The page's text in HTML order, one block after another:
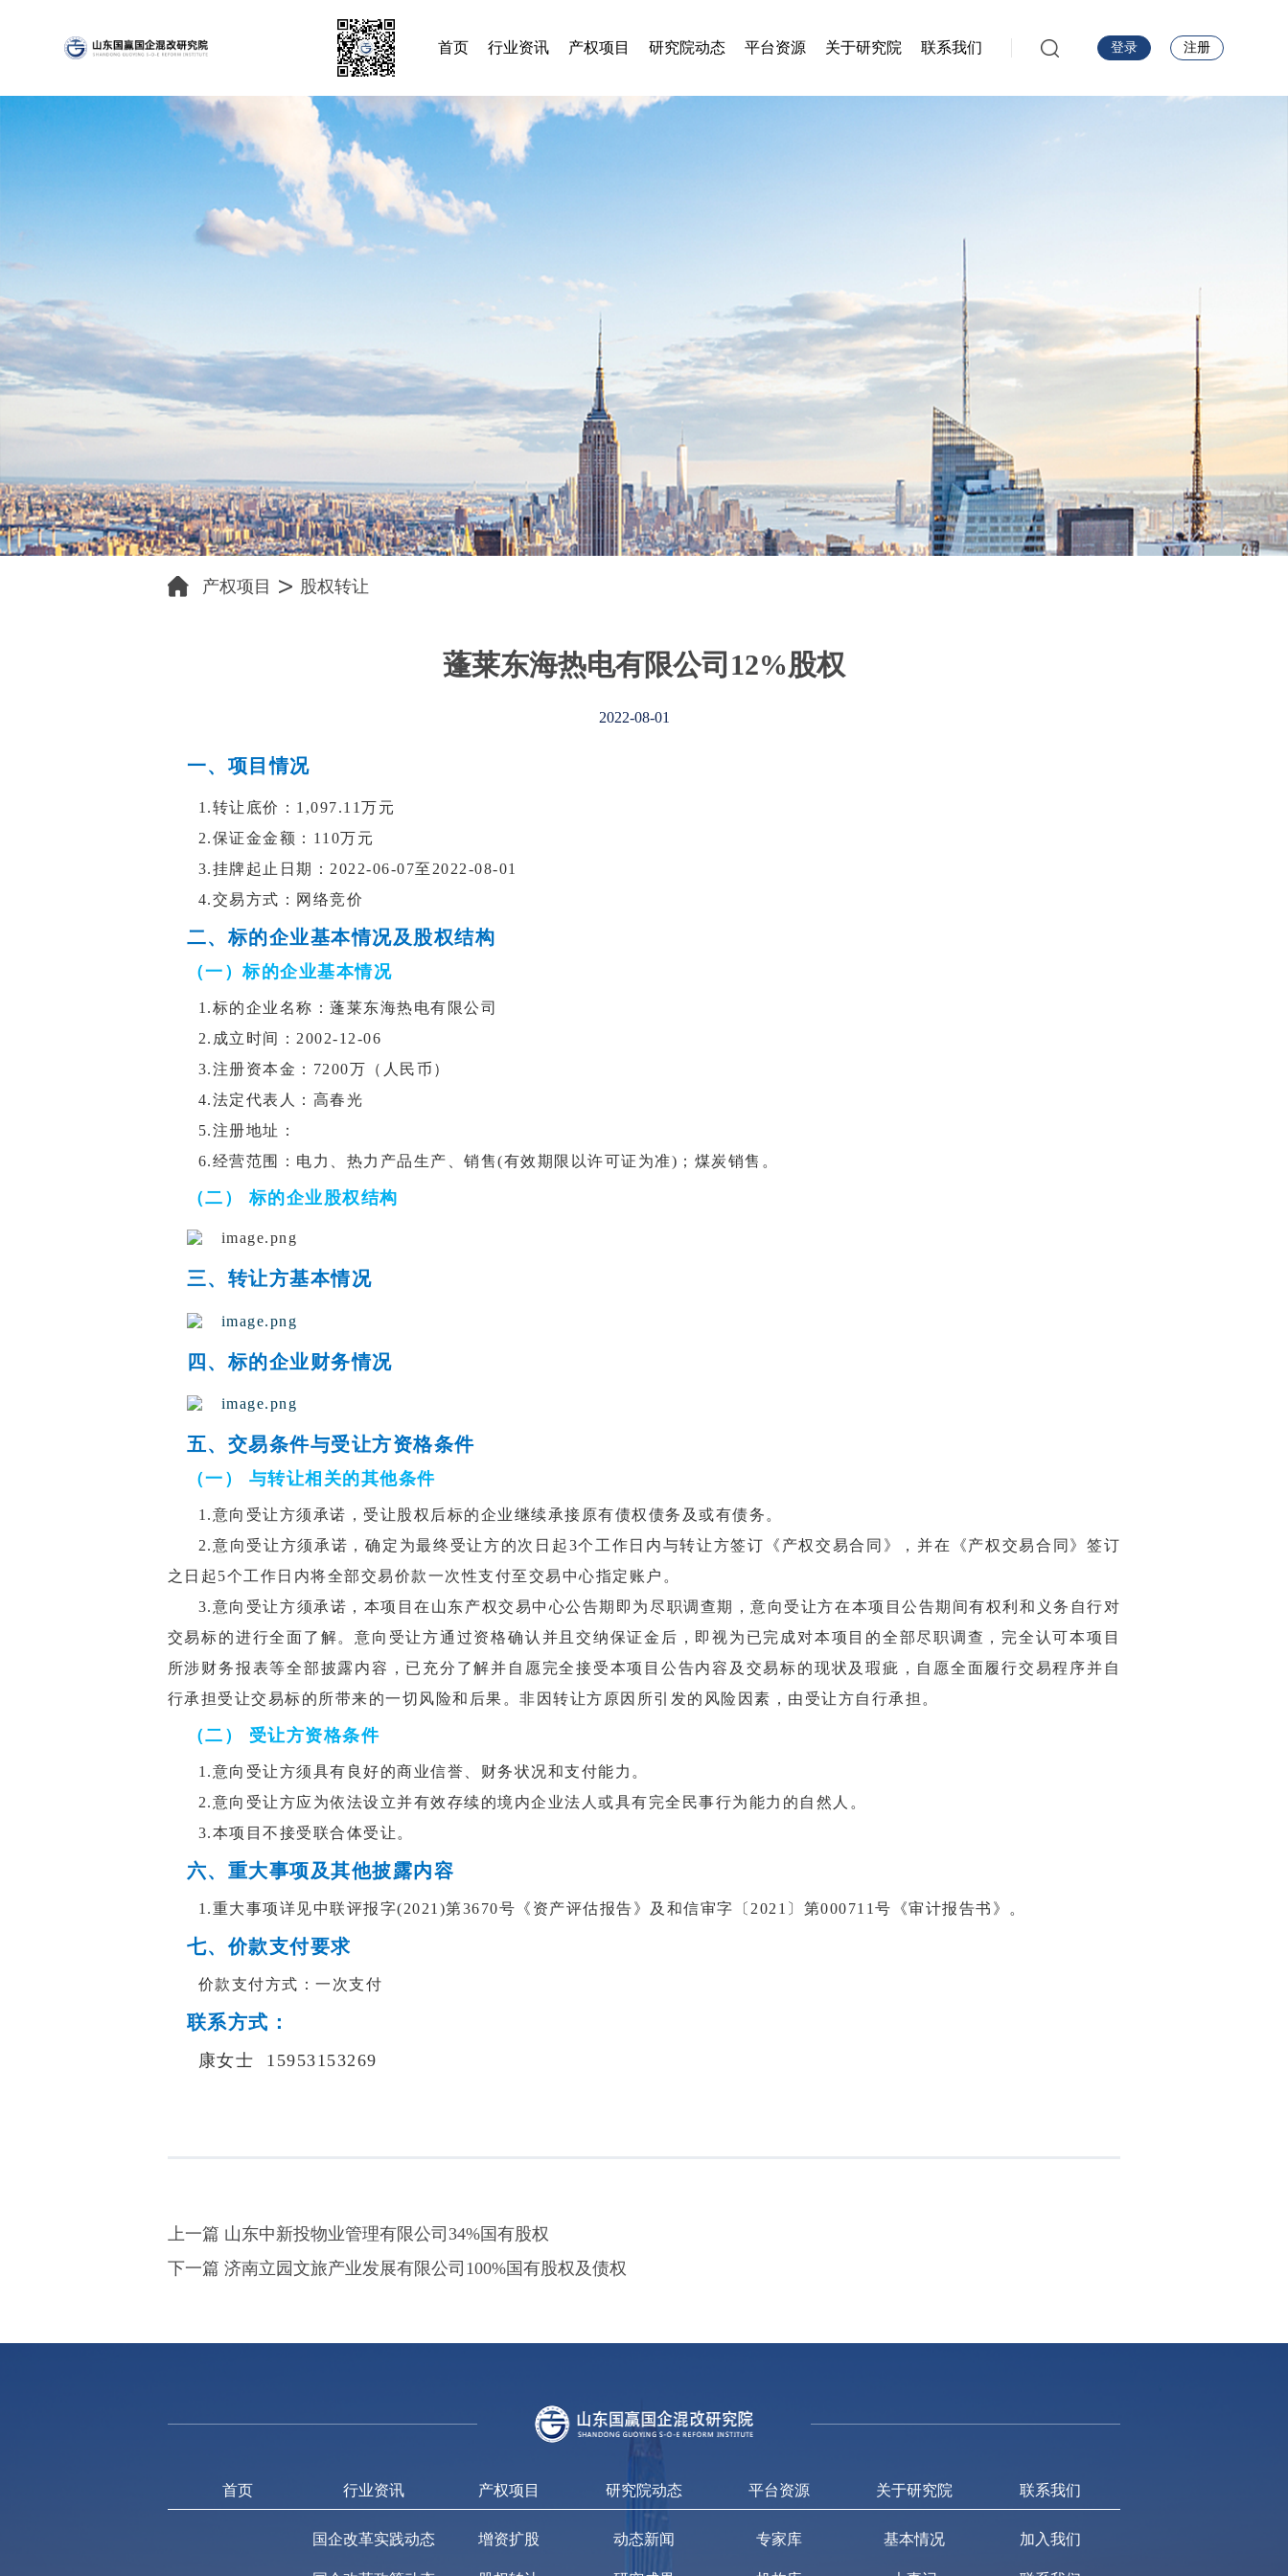
首页 行业资讯 产权项目 研究院动态 平台资源 关于研究院 联系我们 登录 注册
产权项目 股权转让
蓬莱东海热电有限公司12%股权
2022-08-01
一、项目情况
1.转让底价：1,097.11万元
2.保证金金额： 110万元
3.挂牌起止日期：2022-06-07至2022-08-01
4.交易方式：网络竞价
二、标的企业基本情况及股权结构
（一）标的企业基本情况
1.标的企业名称：蓬莱东海热电有限公司
2.成立时间：2002-12-06
3.注册资本金：7200万（人民币）
4.法定代表人：高春光
5.注册地址：
6.经营范围： 电力、热力产品生产、销售(有效期限以许可证为准)；煤炭销售。
（二） 标的企业股权结构
三、转让方基本情况
四、标的企业财务情况
五、交易条件与受让方资格条件
（一） 与转让相关的其他条件
1.意向受让方须承诺，受让股权后标的企业继续承接原有债权债务及或有债务。
2.意向受让方须承诺，确定为最终受让方的次日起3个工作日内与转让方签订《产权交易合同》，并在《产权交易合同》签订
之日起5个工作日内将全部交易价款一次性支付至交易中心指定账户。
3.意向受让方须承诺，本项目在山东产权交易中心公告期即为尽职调查期，意向受让方在本项目公告期间有权利和义务自行对
交易标的进行全面了解。意向受让方通过资格确认并且交纳保证金后，即视为已完成对本项目的全部尽职调查，完全认可本项目
所涉财务报表等全部披露内容，已充分了解并自愿完全接受本项目公告内容及交易标的现状及瑕疵，自愿全面履行交易程序并自
行承担受让交易标的所带来的一切风险和后果。非因转让方原因所引发的风险因素，由受让方自行承担 。
（二） 受让方资格条件
1.意向受让方须具有良好的商业信誉、财务状况和支付能力。
2.意向受让方应为依法设立并有效存续的境内企业法人或具有完全民事行为能力的自然人。
3.本项目不接受联合体受让。
六、重大事项及其他披露内容
1.重大事项详见中联评报字(2021)第3670号《资产评估报告》及和信审字〔2021〕第000711号《审计报告书》。
七、价款支付要求
价款支付方式：一次支付
联系方式：
康女士 15953153269
上一篇 山东中新投物业管理有限公司34%国有股权
下一篇 济南立园文旅产业发展有限公司100%国有股权及债权
首页 行业资讯 产权项目 研究院动态 平台资源 关于研究院 联系我们
国企改革实践动态 增资扩股 动态新闻 专家库 基本情况 加入我们